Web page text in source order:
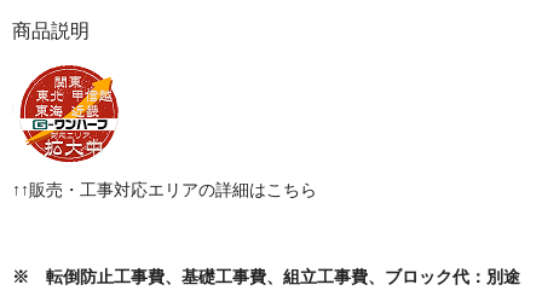
商品説明
↑↑販売・工事対応エリアの詳細はこちら
※ 転倒防止工事費、基礎工事費、組立工事費、ブロック代：別途